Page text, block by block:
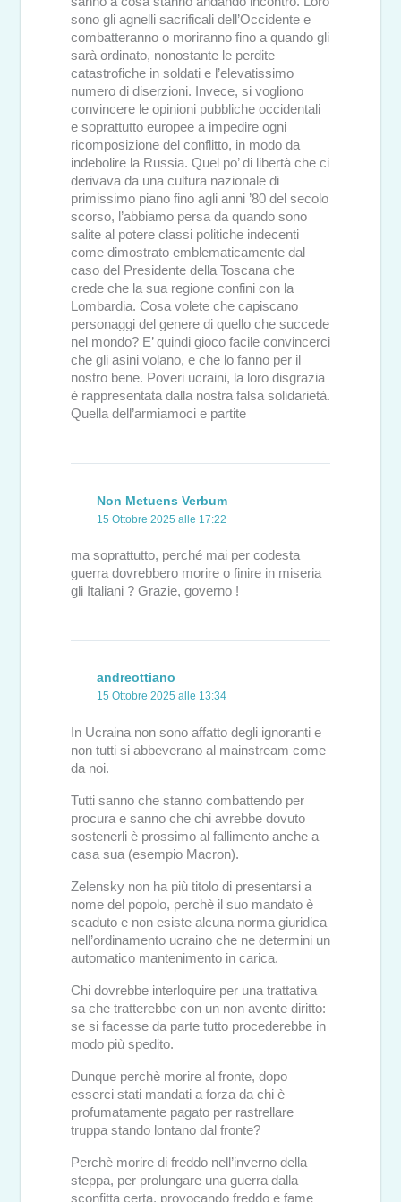
sono gli agnelli sacrificali dell’Occidente e
combatteranno o moriranno fino a quando gli
sarà ordinato, nonostante le perdite
catastrofiche in soldati e l’elevatissimo
numero di diserzioni. Invece, si vogliono
convincere le opinioni pubbliche occidentali
e soprattutto europee a impedire ogni
ricomposizione del conflitto, in modo da
indebolire la Russia. Quel po’ di libertà che ci
derivava da una cultura nazionale di
primissimo piano fino agli anni ’80 del secolo
scorso, l’abbiamo persa da quando sono
salite al potere classi politiche indecenti
come dimostrato emblematicamente dal
caso del Presidente della Toscana che
crede che la sua regione confini con la
Lombardia. Cosa volete che capiscano
personaggi del genere di quello che succede
nel mondo? E’ quindi gioco facile convincerci
che gli asini volano, e che lo fanno per il
nostro bene. Poveri ucraini, la loro disgrazia
è rappresentata dalla nostra falsa solidarietà.
Quella dell’armiamoci e partite
Non Metuens Verbum
15 Ottobre 2025 alle 17:22
ma soprattutto, perché mai per codesta
guerra dovrebbero morire o finire in miseria
gli Italiani ? Grazie, governo !
andreottiano
15 Ottobre 2025 alle 13:34
In Ucraina non sono affatto degli ignoranti e
non tutti si abbeverano al mainstream come
da noi.
Tutti sanno che stanno combattendo per
procura e sanno che chi avrebbe dovuto
sostenerli è prossimo al fallimento anche a
casa sua (esempio Macron).
Zelensky non ha più titolo di presentarsi a
nome del popolo, perchè il suo mandato è
scaduto e non esiste alcuna norma giuridica
nell’ordinamento ucraino che ne determini un
automatico mantenimento in carica.
Chi dovrebbe interloquire per una trattativa
sa che tratterebbe con un non avente diritto:
se si facesse da parte tutto procederebbe in
modo più spedito.
Dunque perchè morire al fronte, dopo
esserci stati mandati a forza da chi è
profumatamente pagato per rastrellare
truppa stando lontano dal fronte?
Perchè morire di freddo nell’inverno della
steppa, per prolungare una guerra dalla
sconfitta certa, provocando freddo e fame